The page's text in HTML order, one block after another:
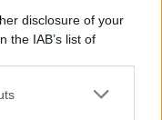
disclosure of your
the IAB’s list of
by us to third parties